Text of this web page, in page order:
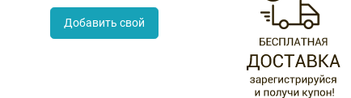
Добавить свой